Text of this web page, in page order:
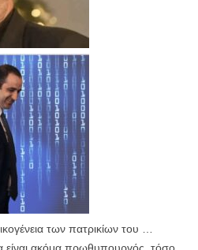
των πατρικίων του …